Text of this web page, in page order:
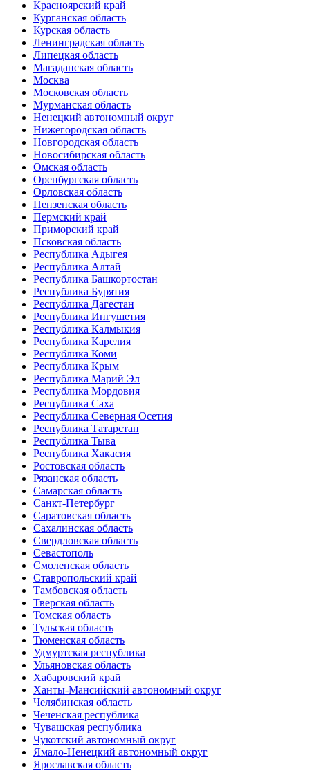
Красноярский край
Курганская область
Курская область
Ленинградская область
Липецкая область
Магаданская область
Москва
Московская область
Мурманская область
Ненецкий автономный округ
Нижегородская область
Новгородская область
Новосибирская область
Омская область
Оренбургская область
Орловская область
Пензенская область
Пермский край
Приморский край
Псковская область
Республика Адыгея
Республика Алтай
Республика Башкортостан
Республика Бурятия
Республика Дагестан
Республика Ингушетия
Республика Калмыкия
Республика Карелия
Республика Коми
Республика Крым
Республика Марий Эл
Республика Мордовия
Республика Саха
Республика Северная Осетия
Республика Татарстан
Республика Тыва
Республика Хакасия
Ростовская область
Рязанская область
Самарская область
Санкт-Петербург
Саратовская область
Сахалинская область
Свердловская область
Севастополь
Смоленская область
Ставропольский край
Тамбовская область
Тверская область
Томская область
Тульская область
Тюменская область
Удмуртская республика
Ульяновская область
Хабаровский край
Ханты-Мансийский автономный округ
Челябинская область
Чеченская республика
Чувашская республика
Чукотский автономный округ
Ямало-Ненецкий автономный округ
Ярославская область